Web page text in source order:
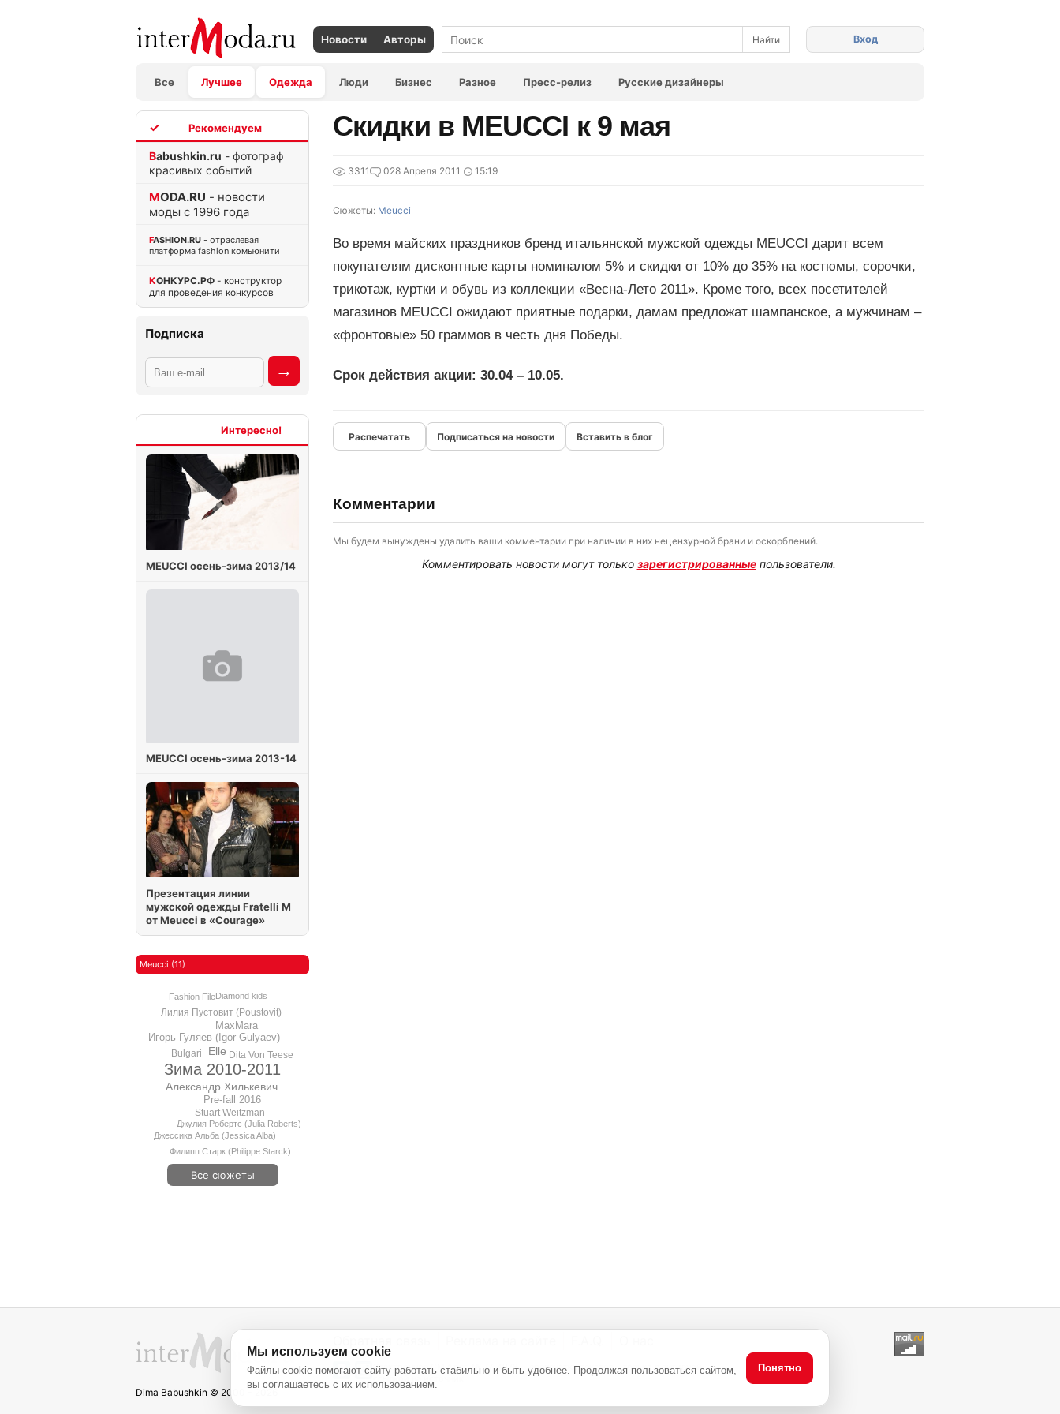
Новости Авторы
Все Лучшее Одежда Люди Бизнес Разное Пресс-релиз Русские дизайнеры
Вход
Babushkin.ru - фотограф
красивых событий
MODA.RU - новости
моды с 1996 года
FASHION.RU - отраслевая
платформа fashion комьюнити
КОНКУРС.РФ - конструктор
для проведения конкурсов
Подписка
MEUCCI осень-зима 2013/14
MEUCCI осень-зима 2013-14
Презентация линии
мужской одежды Fratelli M
от Meucci в «Courage»
Meucci (11)
Зима 2010-2011
Александр Хилькевич
Elle
Pre-fall 2016
Игорь Гуляев (Igor Gulyaev)
MaxMara
Dita Von Teese
Stuart Weitzman
Bulgari
Лилия Пустовит (Poustovit)
Джулия Робертс (Julia Roberts)
Джессика Альба (Jessica Alba)
Fashion FileDiamond kids
Филипп Старк (Philippe Starck)
Все сюжеты
Скидки в MEUCCI к 9 мая
3311 028 Апреля 2011 15:19
Сюжеты: Meucci
Во время майских праздников бренд итальянской мужской одежды MEUCCI дарит всем
покупателям дисконтные карты номиналом 5% и скидки от 10% до 35% на костюмы, сорочки,
трикотаж, куртки и обувь из коллекции «Весна-Лето 2011». Кроме того, всех посетителей
магазинов MEUCCI ожидают приятные подарки, дамам предложат шампанское, а мужчинам –
«фронтовые» 50 граммов в честь дня Победы.
Срок действия акции: 30.04 – 10.05.
Подписаться на новости Вставить в блог
Комментарии
Мы будем вынуждены удалить ваши комментарии при наличии в них нецензурной брани и оскорблений.
Комментировать новости могут только зарегистрированныепользователи.
Dima Babushkin © 2000 - 2026
Электронное СМИ рег. № 77-4978. Перепечатка текстов - только с активной
ссылкой на источник
Мы используем cookie
Файлы cookie помогают сайту работать стабильно и быть удобнее. Продолжая пользоваться сайтом,
вы соглашаетесь с их использованием.
Понятно